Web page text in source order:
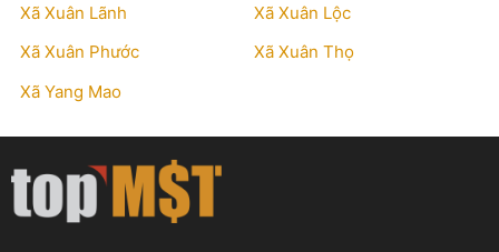
Xã Xuân Lãnh
Xã Xuân Lộc
Xã Xuân Phước
Xã Xuân Thọ
Xã Yang Mao